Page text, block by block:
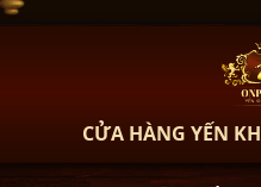
CỬA HÀNG YẾN